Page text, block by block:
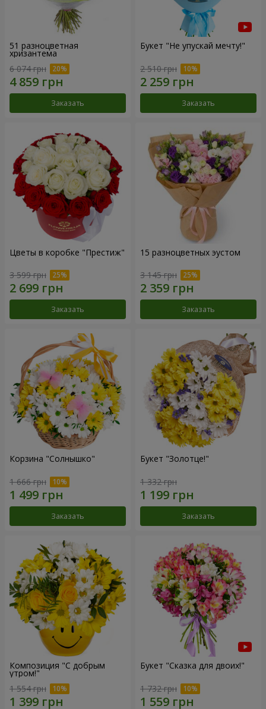
51 разноцветная
хризантема
6 074 грн
Заказать
Букет "Не упускай мечту!"
2 510 грн
Заказать
Цветы в коробке "Престиж"
3 599 грн
Заказать
15 разноцветных эустом
3 145 грн
Заказать
Корзина "Солнышко"
1 666 грн
Заказать
Букет "Золотце!"
1 332 грн
Заказать
Композиция "С добрым
утром!"
1 554 грн
Букет "Сказка для двоих!"
1 732 грн